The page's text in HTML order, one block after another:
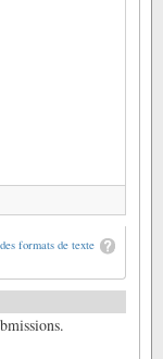
formats de texte